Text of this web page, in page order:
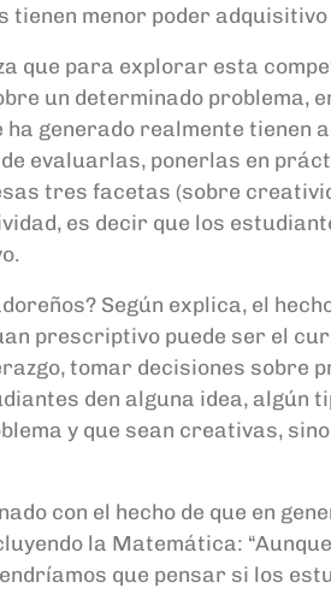
menor poder
que para explorar esta
un determinado problema,
generado realmente tienen
evaluarlas, ponerlas en
tres facetas (sobre
es decir que los
Según explica, el
prescriptivo puede ser el
tomar decisiones sobre
den alguna idea, algún
y que sean creativas,
con el hecho de que en
la Matemática:
que pensar si los